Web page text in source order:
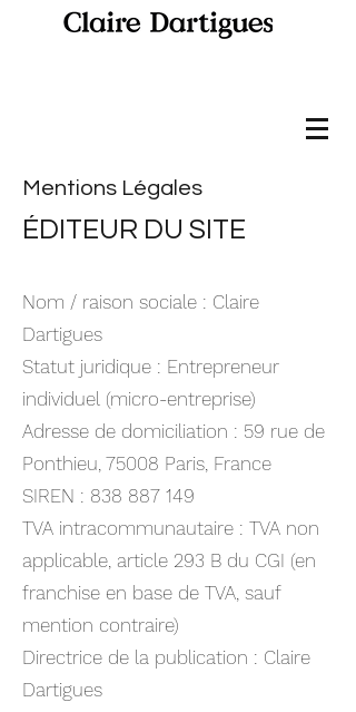
Mentions Légales
ÉDITEUR DU SITE
Nom / raison sociale : Claire
Dartigues
Statut juridique : Entrepreneur
individuel (micro-entreprise)
Adresse de domiciliation : 59 rue de
Ponthieu, 75008 Paris, France
SIREN : 838 887 149
TVA intracommunautaire : TVA non
applicable, article 293 B du CGI (en
franchise en base de TVA, sauf
mention contraire)
Directrice de la publication : Claire
Dartigues